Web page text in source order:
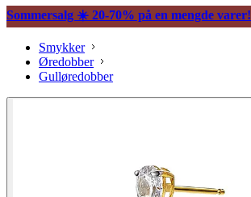
Sommersalg ☀️ 20-70% på en mengde varer!
Smykker
Øredobber
Gulløredobber